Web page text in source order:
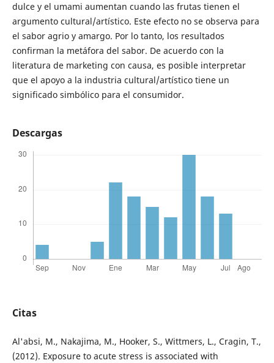
dulce y el umami aumentan cuando las frutas tienen el
argumento cultural/artístico. Este efecto no se observa para
el sabor agrio y amargo. Por lo tanto, los resultados
confirman la metáfora del sabor. De acuerdo con la
literatura de marketing con causa, es posible interpretar
que el apoyo a la industria cultural/artístico tiene un
significado simbólico para el consumidor.
Descargas
Citas
Al'absi, M., Nakajima, M., Hooker, S., Wittmers, L., Cragin, T.,
(2012). Exposure to acute stress is associated with